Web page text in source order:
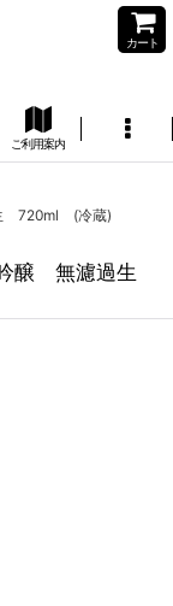
カート
ご利用案内
720ml (冷蔵)
醸 無濾過生